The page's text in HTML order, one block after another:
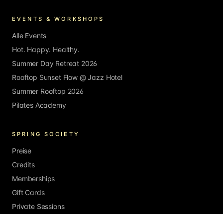
EVENTS & WORKSHOPS
Alle Events
Hot. Happy. Healthy.
Summer Day Retreat 2026
Rooftop Sunset Flow @ Jazz Hotel
Summer Rooftop 2026
Pilates Academy
SPRING SOCIETY
Preise
Credits
Memberships
Gift Cards
Private Sessions